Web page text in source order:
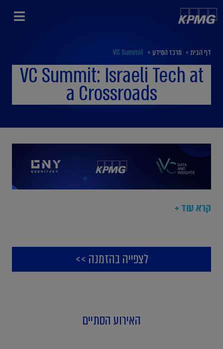
דף הבית > מרכז המידע >
VC Summit
VC Summit: Israeli Tech at
a Crossroads
קרא עוד +
לצפייה בהזמנה >>
האירוע הסתיים